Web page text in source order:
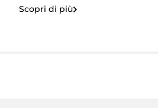
Scopri di più